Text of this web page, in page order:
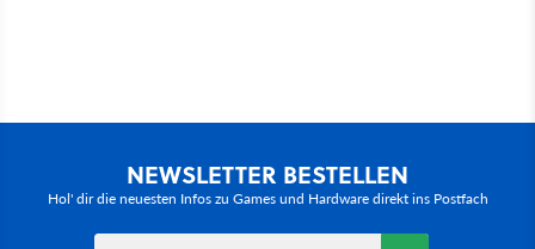
NEWSLETTER BESTELLEN
Hol' dir die neuesten Infos zu Games und Hardware direkt ins Postfach